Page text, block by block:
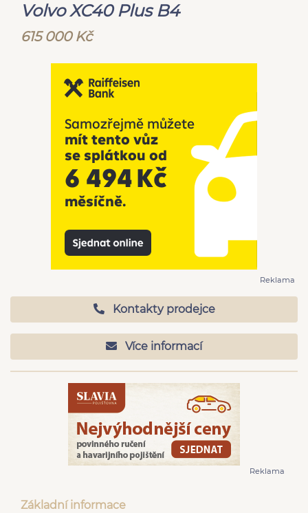
Volvo XC40 Plus B4
615 000 Kč
Reklama
Kontakty prodejce
Více informací
Reklama
Základní informace